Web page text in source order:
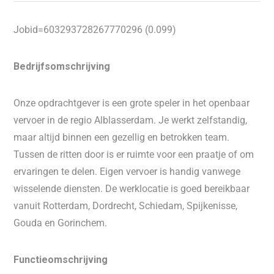
Jobid=603293728267770296 (0.099)
Bedrijfsomschrijving
Onze opdrachtgever is een grote speler in het openbaar
vervoer in de regio Alblasserdam. Je werkt zelfstandig,
maar altijd binnen een gezellig en betrokken team.
Tussen de ritten door is er ruimte voor een praatje of om
ervaringen te delen. Eigen vervoer is handig vanwege
wisselende diensten. De werklocatie is goed bereikbaar
vanuit Rotterdam, Dordrecht, Schiedam, Spijkenisse,
Gouda en Gorinchem.
Functieomschrijving